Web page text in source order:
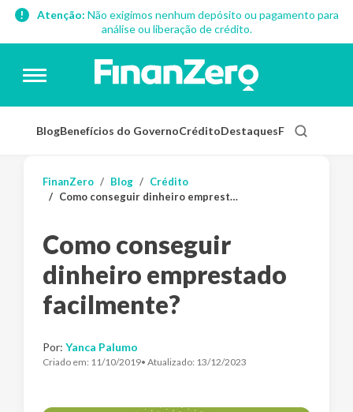
Atenção: Não exigimos nenhum depósito ou pagamento para
análise ou liberação de crédito.
BlogBenefícios do GovernoCréditoDestaquesFinanças
FinanZero Blog
Crédito
Como conseguir dinheiro emprestado facilmente?
Como conseguir
dinheiro emprestado
facilmente?
Por: Yanca Palumo
Criado em: 11/10/2019• Atualizado: 13/12/2023